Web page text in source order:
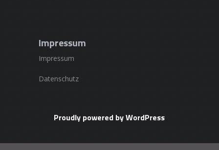
Impressum
Impressum
Datenschutz
Proudly powered by WordPress